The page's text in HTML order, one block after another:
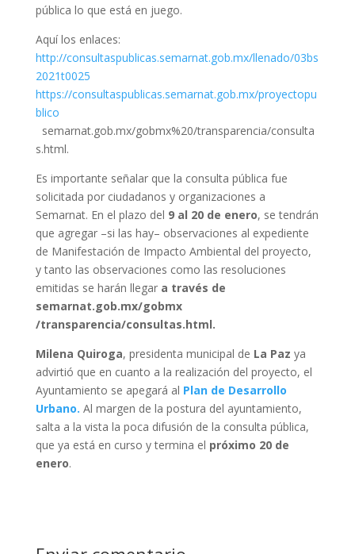
pública lo que está en juego.
Aquí los enlaces:
http://consultaspublicas.semarnat.gob.mx/llenado/03bs
2021t0025
https://consultaspublicas.semarnat.gob.mx/proyectopu
blico
semarnat.gob.mx/gobmx%20/transparencia/consulta
s.html.
Es importante señalar que la consulta pública fue
solicitada por ciudadanos y organizaciones a
Semarnat. En el plazo del 9 al 20 de enero, se tendrán
que agregar –si las hay– observaciones al expediente
de Manifestación de Impacto Ambiental del proyecto,
y tanto las observaciones como las resoluciones
emitidas se harán llegar a través de
semarnat.gob.mx/gobmx
/transparencia/consultas.html.
Milena Quiroga, presidenta municipal de La Paz ya
advirtió que en cuanto a la realización del proyecto, el
Ayuntamiento se apegará al Plan de Desarrollo
Urbano. Al margen de la postura del ayuntamiento,
salta a la vista la poca difusión de la consulta pública,
que ya está en curso y termina el próximo 20 de
enero.